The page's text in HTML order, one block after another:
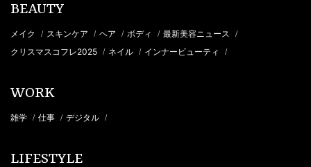
BEAUTY
メイク / スキンケア / ヘア / ボディ / 最新美容ニュース /
クリスマスコフレ2025 / ネイル / インナービューティ /
WORK
雑学 / 仕事 / デジタル /
LIFESTYLE